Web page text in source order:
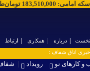
سکه امامی:
183,510,000
درباره همکاری
ارتباط
خبری اتاق شفاف :
کارهای نو رویداد